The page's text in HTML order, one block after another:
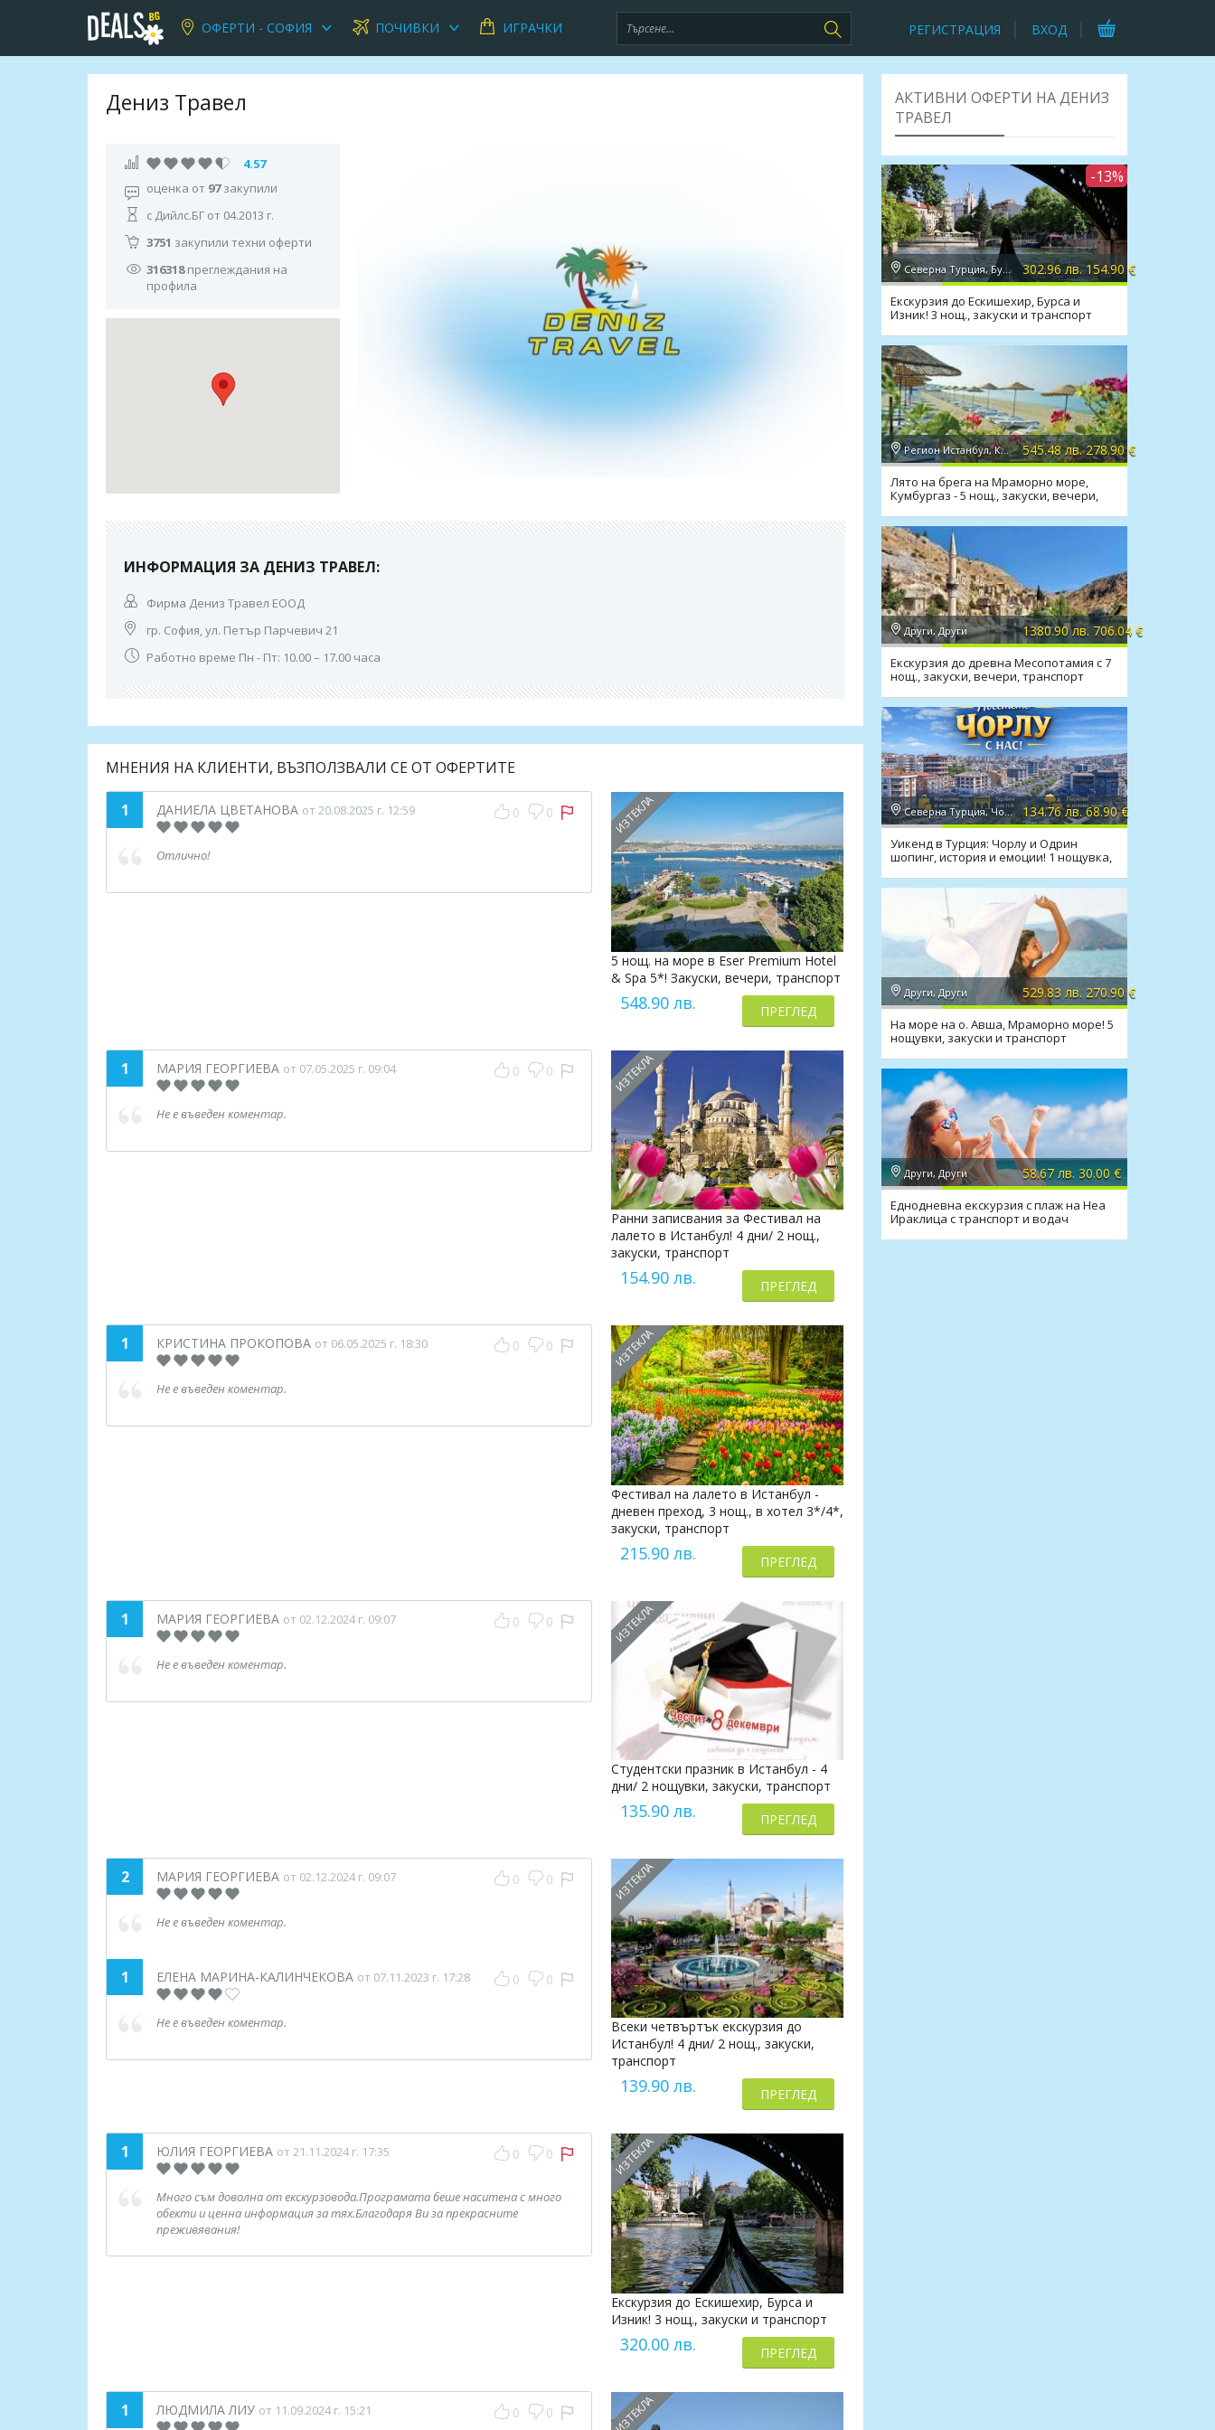
ОФЕРТИ - СОФИЯ ПОЧИВКИ ИГРАЧКИ РЕГИСТРАЦИЯ ВХОД
Дениз Травел
4.57
оценка от 97закупили
с Дийлс.БГ от 04.2013 г.
3751 закупили техни оферти
316318преглеждания на
профила
ИНФОРМАЦИЯ ЗА ДЕНИЗ ТРАВЕЛ:
Фирма Дениз Травел ЕООД
гр. София, ул. Петър Парчевич 21
Работно време Пн - Пт: 10.00 – 17.00 часа
МНЕНИЯ НА КЛИЕНТИ, ВЪЗПОЛЗВАЛИ СЕ ОТ ОФЕРТИТЕ
1 ДАНИЕЛА ЦВЕТАНОВА от 20.08.2025 г. 12:59 0 0
Отлично!
ИЗТЕКЛА
5 нощ. на море в Eser Premium Hotel
& Spa 5*! Закуски, вечери, транспорт
548.90 лв. ПРЕГЛЕД
1 МАРИЯ ГЕОРГИЕВА от 07.05.2025 г. 09:04 0 0
Не е въведен коментар.
ИЗТЕКЛА
Ранни записвания за Фестивал на
лалето в Истанбул! 4 дни/ 2 нощ.,
закуски, транспорт
154.90 лв. ПРЕГЛЕД
1 КРИСТИНА ПРОКОПОВА от 06.05.2025 г. 18:30 0 0
Не е въведен коментар.
ИЗТЕКЛА
Фестивал на лалето в Истанбул -
дневен преход, 3 нощ., в хотел 3*/4*,
закуски, транспорт
215.90 лв. ПРЕГЛЕД
1 МАРИЯ ГЕОРГИЕВА от 02.12.2024 г. 09:07 0 0
Не е въведен коментар.
ИЗТЕКЛА
Студентски празник в Истанбул - 4
дни/ 2 нощувки, закуски, транспорт
135.90 лв. ПРЕГЛЕД
2 МАРИЯ ГЕОРГИЕВА от 02.12.2024 г. 09:07 0 0
Не е въведен коментар.
1 ЕЛЕНА МАРИНА-КАЛИНЧЕКОВА от 07.11.2023 г. 17:28 0 0
Не е въведен коментар.
ИЗТЕКЛА
Всеки четвъртък екскурзия до
Истанбул! 4 дни/ 2 нощ., закуски,
транспорт
139.90 лв. ПРЕГЛЕД
1 ЮЛИЯ ГЕОРГИЕВА от 21.11.2024 г. 17:35 0 0
Много съм доволна от екскурзовода.Програмата беше наситена с много
обекти и ценна информация за тях.Благодаря Ви за прекрасните
преживявания!
ИЗТЕКЛА
Екскурзия до Ескишехир, Бурса и
Изник! 3 нощ., закуски и транспорт
320.00 лв. ПРЕГЛЕД
1 ЛЮДМИЛА ЛИУ от 11.09.2024 г. 15:21 0 0 ИЗТЕКЛА
АКТИВНИ ОФЕРТИ НА ДЕНИЗ
ТРАВЕЛ
-13%
Северна Турция, Бурса 302.96 лв. 154.90 €
Екскурзия до Ескишехир, Бурса и
Изник! 3 нощ., закуски и транспорт
Регион Истанбул, Кумбургаз 545.48 лв. 278.90 €
Лято на брега на Мраморно море,
Кумбургаз - 5 нощ., закуски, вечери,
Други, Други 1380.90 лв. 706.04 €
Екскурзия до древна Месопотамия с 7
нощ., закуски, вечери, транспорт
Северна Турция, Чорлу 134.76 лв. 68.90 €
Уикенд в Турция: Чорлу и Одрин
шопинг, история и емоции! 1 нощувка,
Други, Други 529.83 лв. 270.90 €
На море на о. Авша, Мраморно море! 5
нощувки, закуски и транспорт
Други, Други 58.67 лв. 30.00 €
Еднодневна екскурзия с плаж на Неа
Ираклица с транспорт и водач